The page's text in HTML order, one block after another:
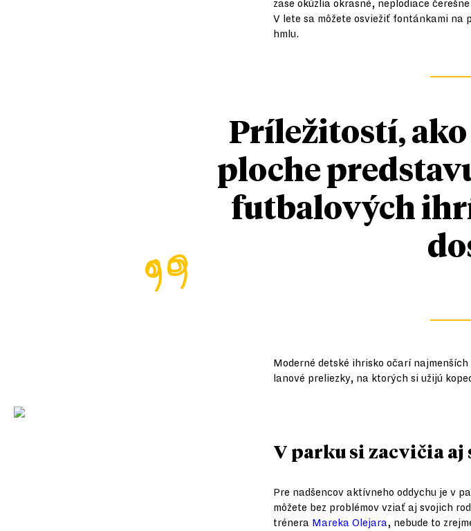
zase okúzlia okrasné, neplodiace
V lete sa môžete osviežiť fontánkami na
hmlu.
Príležitostí,
ploche
futbalových
Moderné detské ihrisko očarí
lanové preliezky, na ktorých si užijú
V parku si zacvičia
Pre nadšencov aktívneho oddychu je v
môžete bez problémov vziať aj svojich
trénera Mareka Olejara, nebude to